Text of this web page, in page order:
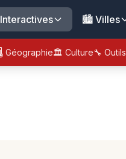
Interactives 🏙️ Villes
Géographie🏛️ Culture🔧 Outils